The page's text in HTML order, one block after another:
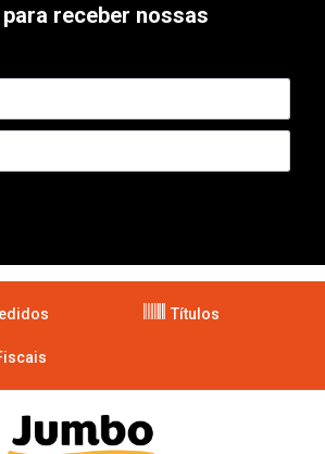
receber nossas
Títulos